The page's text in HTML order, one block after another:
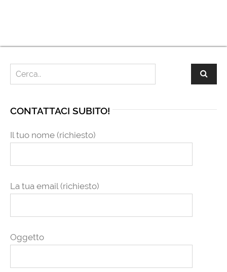
CONTATTACI SUBITO!
Il tuo nome (richiesto)
La tua email (richiesto)
Oggetto